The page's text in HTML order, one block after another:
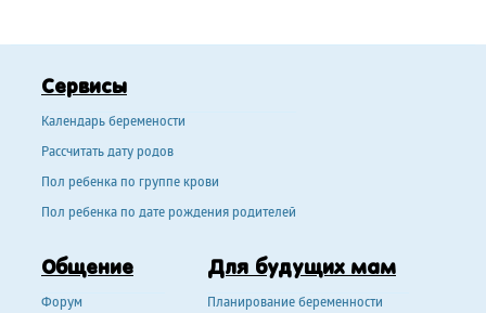
Сервисы
Календарь беремености
Рассчитать дату родов
Пол ребенка по группе крови
Пол ребенка по дате рождения родителей
Общение
Форум
Для будущих мам
Планирование беременности